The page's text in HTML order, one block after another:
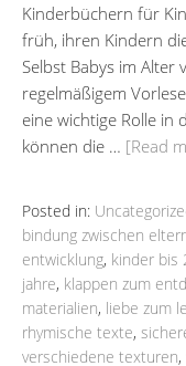
Kinderbüchern für
früh, ihren Kindern
Selbst Babys im Alter
regelmäßigem
eine wichtige Rolle in
können die … [Read
Posted in:
bindung zwischen
entwicklung, kinder bis
jahre, klappen zum
materialien, liebe zum
rhymische texte,
verschiedene texturen,